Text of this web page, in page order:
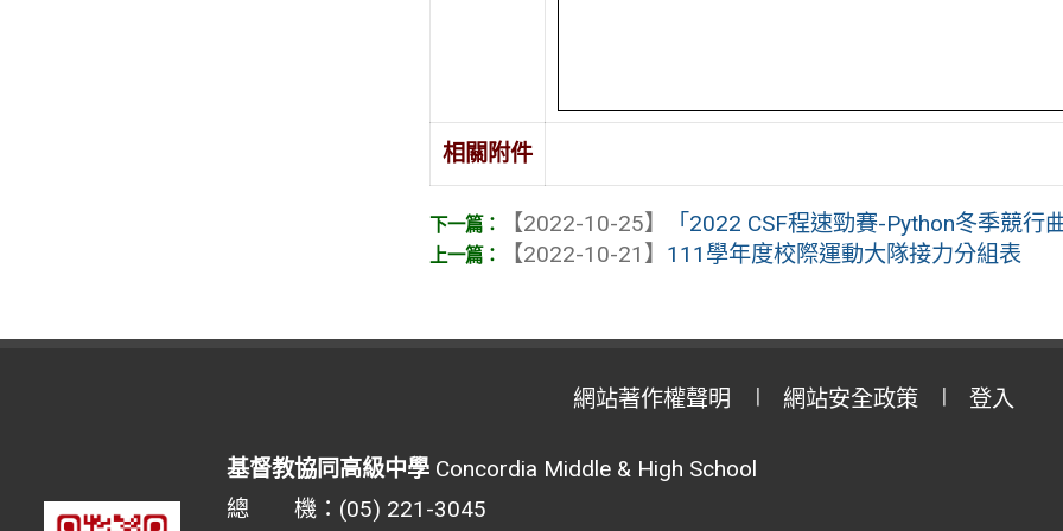
相關附件
【2022-10-25】
「2022 CSF程速勁賽-Python冬季競行
【2022-10-21】 111學年度校際運動大隊接力分組表
網站著作權聲明 網站安全政策 登入
基督教協同高級中學Concordia Middle & High School
總 機：(05) 221-3045